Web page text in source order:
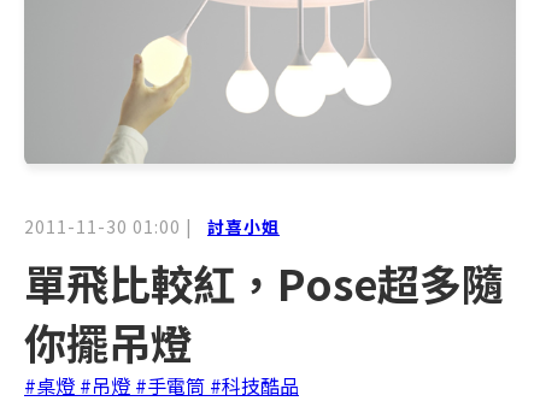
2011-11-30 01:00 | 討喜小姐
單飛比較紅，Pose超多隨
你擺吊燈
#桌燈 #吊燈 #手電筒 #科技酷品